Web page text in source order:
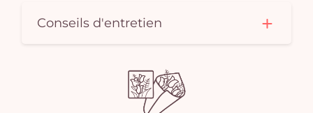
Conseils d'entretien